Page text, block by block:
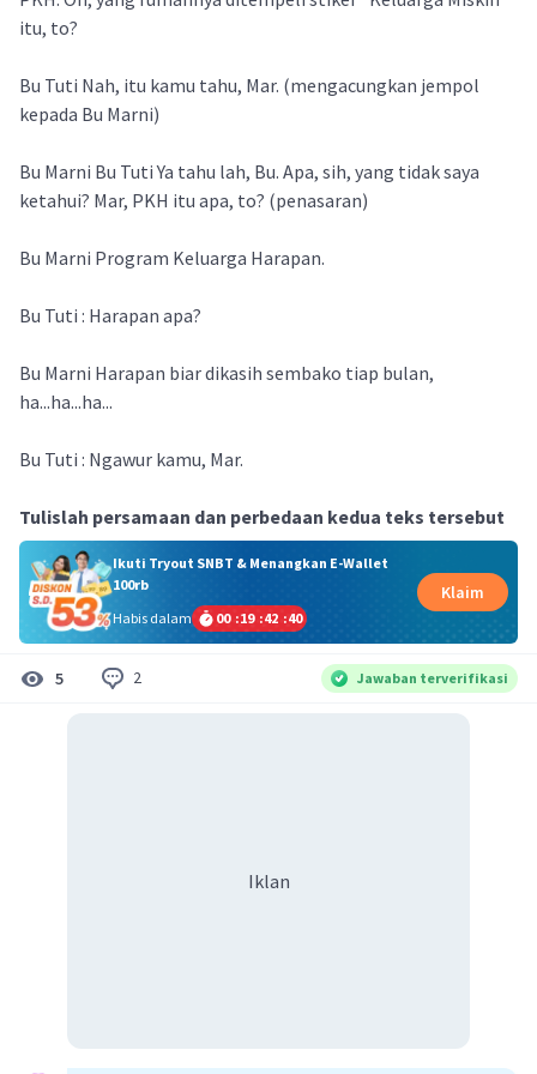
itu, to?
Bu Tuti Nah, itu kamu tahu, Mar. (mengacungkan jempol
kepada Bu Marni)
Bu Marni Bu Tuti Ya tahu lah, Bu. Apa, sih, yang tidak saya
ketahui? Mar, PKH itu apa, to? (penasaran)
Bu Marni Program Keluarga Harapan.
Bu Tuti : Harapan apa?
Bu Marni Harapan biar dikasih sembako tiap bulan,
ha...ha...ha...
Bu Tuti : Ngawur kamu, Mar.
Tulislah persamaan dan perbedaan kedua teks tersebut
Ikuti Tryout SNBT & Menangkan E-Wallet
100rb
Habis dalam
00 :19 :42 :39
Klaim
5 2 Jawaban terverifikasi
Iklan